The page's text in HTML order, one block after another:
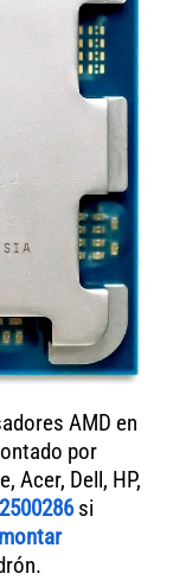
AMD en
por
Acer, Dell, HP,
si
montar